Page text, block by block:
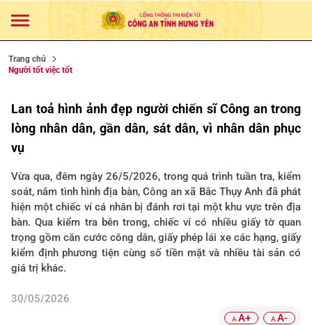
Trang chủ
Người tốt việc tốt
Lan toả hình ảnh đẹp người chiến sĩ Công an trong
lòng nhân dân, gần dân, sát dân, vì nhân dân phục
vụ
Vừa qua, đêm ngày 26/5/2026, trong quá trình tuần tra, kiểm
soát, nắm tình hình địa bàn, Công an xã Bắc Thụy Anh đã phát
hiện một chiếc ví cá nhân bị đánh rơi tại một khu vực trên địa
bàn. Qua kiểm tra bên trong, chiếc ví có nhiều giấy tờ quan
trọng gồm căn cước công dân, giấy phép lái xe các hạng, giấy
kiểm định phương tiện cùng số tiền mặt và nhiều tài sản có
giá trị khác.
30/05/2026
A A+ A A-